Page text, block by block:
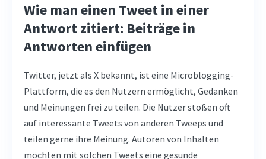
Wie man einen Tweet in einer
Antwort zitiert: Beiträge in
Antworten einfügen
Twitter, jetzt als X bekannt, ist eine Microblogging-
Plattform, die es den Nutzern ermöglicht, Gedanken
und Meinungen frei zu teilen. Die Nutzer stoßen oft
auf interessante Tweets von anderen Tweeps und
teilen gerne ihre Meinung. Autoren von Inhalten
möchten mit solchen Tweets eine gesunde